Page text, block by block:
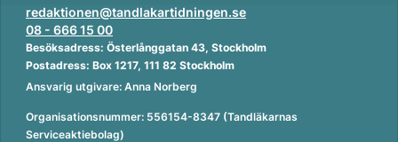
redaktionen@tandlakartidningen.se
08 - 666 15 00
Besöksadress: Österlånggatan 43, Stockholm
Postadress: Box 1217, 111 82 Stockholm
Ansvarig utgivare: Anna Norberg
Organisationsnummer: 556154-8347 (Tandläkarnas
Serviceaktiebolag)